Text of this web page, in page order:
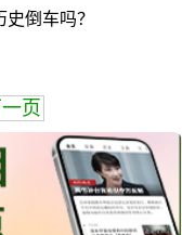
倒车吗？
一页